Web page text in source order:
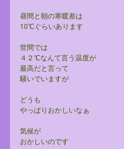
昼間と朝の寒暖差は
10℃ぐらいあります
世間では
４２℃なんて言う温度が
最高だと言って
騒いでいますが
どうも
やっぱりおかしいなぁ
気候が
おかしいのです